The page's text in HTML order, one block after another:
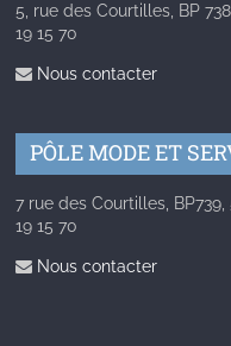
5, rue des Courtilles, BP
19 15 70
Nous contacter
PÔLE MODE ET
7 rue des Courtilles,
19 15 70
Nous contacter